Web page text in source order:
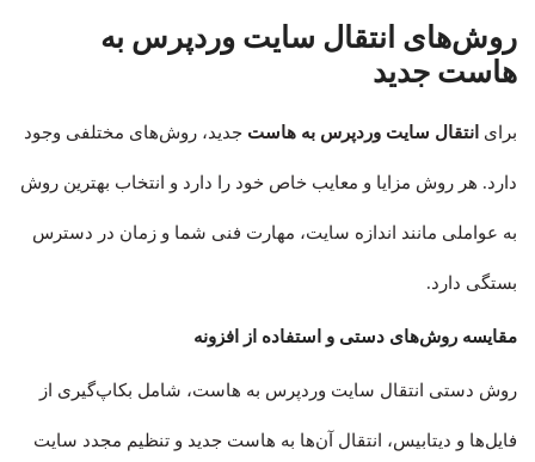
روش‌های انتقال سایت وردپرس به
هاست جدید
برای انتقال سایت وردپرس به هاست جدید، روش‌های مختلفی وجود
دارد. هر روش مزایا و معایب خاص خود را دارد و انتخاب بهترین روش
به عواملی مانند اندازه سایت، مهارت فنی شما و زمان در دسترس
بستگی دارد.
مقایسه روش‌های دستی و استفاده از افزونه
روش دستی انتقال سایت وردپرس به هاست، شامل بکاپ‌گیری از
فایل‌ها و دیتابیس، انتقال آن‌ها به هاست جدید و تنظیم مجدد سایت